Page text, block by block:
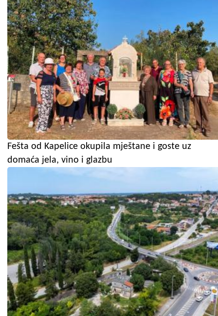
Fešta od Kapelice okupila mještane i goste uz
domaća jela, vino i glazbu